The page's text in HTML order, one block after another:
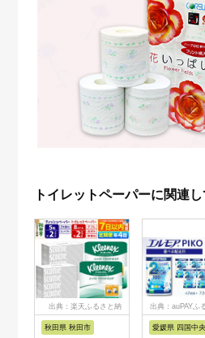
トイレットペーパーに関連
出典：楽天ふるさと納
秋田県 秋田市
出典：auPAYふ
愛媛県 四国中